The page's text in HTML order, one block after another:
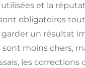
et la
obligatoires
un résultat
sont moins chers,
les corrections